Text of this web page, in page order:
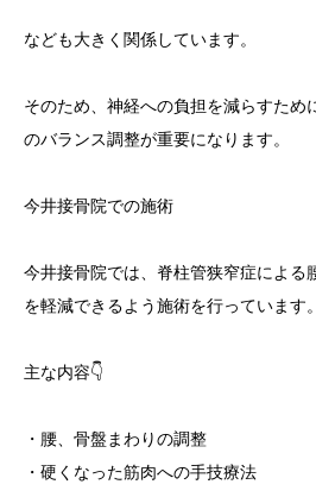
なども大きく関係しています。
そのため、神経への負担を減らすため
のバランス調整が重要になります。
今井接骨院での施術
今井接骨院では、脊柱管狭窄症による
を軽減できるよう施術を行っています。
主な内容👇
・腰、骨盤まわりの調整
・硬くなった筋肉への手技療法